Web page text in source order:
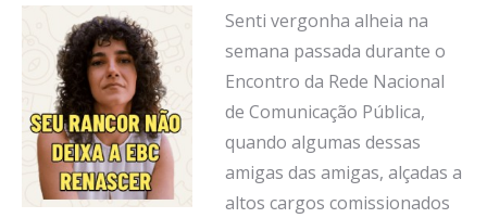
Senti vergonha alheia na
semana passada durante o
Encontro da Rede Nacional
de Comunicação Pública,
quando algumas dessas
amigas das amigas, alçadas a
altos cargos comissionados